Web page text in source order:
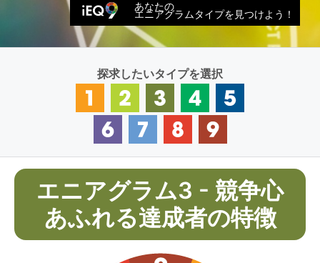
あなたの
エニアグラムタイプを見つけよう！
探求したいタイプを選択
エニアグラム3 - 競争心
あふれる達成者の特徴